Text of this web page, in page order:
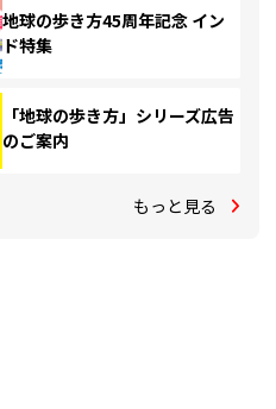
地球の歩き方45周年記念 イン
ド特集
「地球の歩き方」シリーズ広告
のご案内
もっと見る